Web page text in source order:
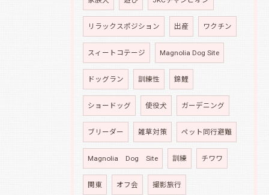
リラックスポジション 出産 ワクチン
スィートコテージ Magnolia Dog Site
ドッグラン 訓練性 錦鯉
ショードッグ 使役犬 ガーデニング
ブリーダー 雑草対策 ペット同行避難
Magnolia Dog Site 訓練 チワワ
関東 オフ会 撮影旅行